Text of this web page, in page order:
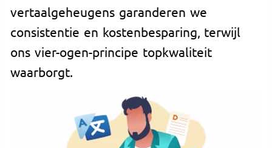
vertaalgeheugens garanderen we
consistentie en kostenbesparing, terwijl
ons vier-ogen-principe topkwaliteit
waarborgt.